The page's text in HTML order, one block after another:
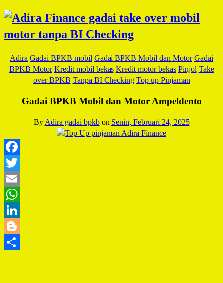
Adira Gadai BPKB mobil Gadai BPKB Mobil dan Motor Gadai
BPKB Motor Kredit mobil bekas Kredit motor bekas Pinjol Take
over BPKB Tanpa BI Checking Top up Pinjaman
Gadai BPKB Mobil dan Motor Ampeldento
By Adira gadai bpkb on Senin, Februari 24, 2025